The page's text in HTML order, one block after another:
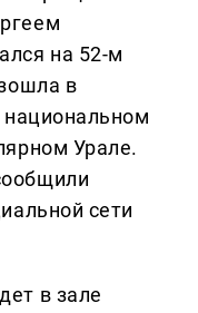
на 52-м
в
национальном
Урале.
сети
в зале